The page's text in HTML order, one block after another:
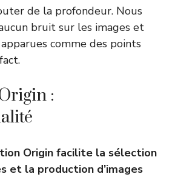
de la profondeur. Nous
bruit sur les images et
comme des points
:
Origin facilite la sélection
et la production d’images